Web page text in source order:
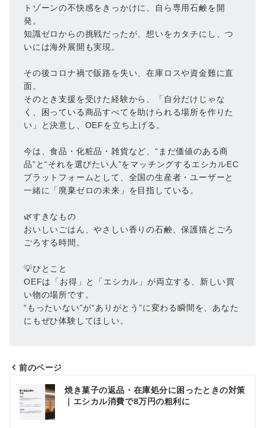
トゾーンの不快感をきっかけに、自ら専用石鹸を開
発。
知識ゼロからの挑戦だったが、想いをカタチにし、つ
いには海外展開も実現。
その後コロナ禍で販路を失い、在庫ロスや資金難に直
面。
そのとき支援を受けた経験から、「自分だけじゃな
く、困っている商品すべてを助けられる場所を作りた
い」と決意し、OEFを立ち上げる。
今は、食品・化粧品・雑貨など、“まだ価値のある商
品”と“それを選びたい人”をマッチングするエシカルEC
プラットフォームとして、全国の生産者・ユーザーと
一緒に「廃棄ゼロの未来」を目指している。
🌿すきなもの
おいしいごはん、やさしい香りの石鹸、保護猫とごろ
ごろする時間。
💡ひとこと
OEFは「お得」と「エシカル」が両立する、新しい買
い物の場所です。
“もったいない”が“ありがとう”に変わる瞬間を、あなた
にもぜひ体験してほしい。
稿
前のページ
焼き菓子の返品・在庫処分に困ったときの対策
｜エシカル消費で8万円の粗利に